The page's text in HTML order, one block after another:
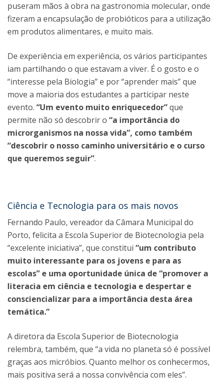
puseram mãos à obra na gastronomia molecular, onde
fizeram a encapsulação de probióticos para a utilização
em produtos alimentares, e muito mais.
De experiência em experiência, os vários participantes
iam partilhando o que estavam a viver. É o gosto e o
“interesse pela Biologia” e por “aprender mais” que
move a maioria dos estudantes a participar neste
evento. “Um evento muito enriquecedor”que
permite não só descobrir o “a importância do
microrganismos na nossa vida”, como também
“descobrir o nosso caminho universitário e o curso
que queremos seguir”.
Ciência e Tecnologia para os mais novos
Fernando Paulo, vereador da Câmara Municipal do
Porto, felicita a Escola Superior de Biotecnologia pela
“excelente iniciativa”, que constitui “um contributo
muito interessante para os jovens e para as
escolas” e uma oportunidade única de “promover a
literacia em ciência e tecnologia e despertar e
consciencializar para a importância desta área
temática.”
A diretora da Escola Superior de Biotecnologia
relembra, também, que “a vida no planeta só é possível
graças aos micróbios. Quanto melhor os conhecermos,
mais positiva será a nossa convivência com eles”.